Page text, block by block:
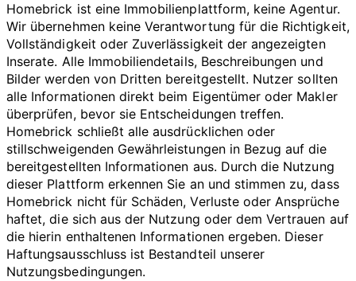
Homebrick ist eine Immobilienplattform, keine Agentur.
Wir übernehmen keine Verantwortung für die Richtigkeit,
Vollständigkeit oder Zuverlässigkeit der angezeigten
Inserate. Alle Immobiliendetails, Beschreibungen und
Bilder werden von Dritten bereitgestellt. Nutzer sollten
alle Informationen direkt beim Eigentümer oder Makler
überprüfen, bevor sie Entscheidungen treffen.
Homebrick schließt alle ausdrücklichen oder
stillschweigenden Gewährleistungen in Bezug auf die
bereitgestellten Informationen aus. Durch die Nutzung
dieser Plattform erkennen Sie an und stimmen zu, dass
Homebrick nicht für Schäden, Verluste oder Ansprüche
haftet, die sich aus der Nutzung oder dem Vertrauen auf
die hierin enthaltenen Informationen ergeben. Dieser
Haftungsausschluss ist Bestandteil unserer
Nutzungsbedingungen.